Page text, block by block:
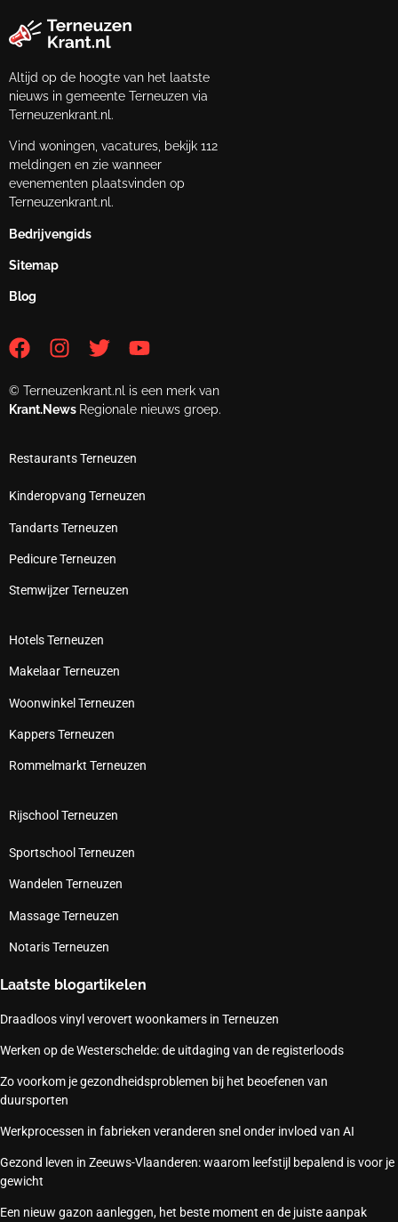
Altijd op de hoogte van het laatste
nieuws in gemeente Terneuzen via
Terneuzenkrant.nl.
Vind woningen, vacatures, bekijk 112
meldingen en zie wanneer
evenementen plaatsvinden op
Terneuzenkrant.nl.
Bedrijvengids
Sitemap
Blog
© Terneuzenkrant.nl is een merk van
Krant.News Regionale nieuws groep.
Restaurants Terneuzen
Kinderopvang Terneuzen
Tandarts Terneuzen
Pedicure Terneuzen
Stemwijzer Terneuzen
Hotels Terneuzen
Makelaar Terneuzen
Woonwinkel Terneuzen
Kappers Terneuzen
Rommelmarkt Terneuzen
Rijschool Terneuzen
Sportschool Terneuzen
Wandelen Terneuzen
Massage Terneuzen
Notaris Terneuzen
Laatste blogartikelen
Draadloos vinyl verovert woonkamers in Terneuzen
Werken op de Westerschelde: de uitdaging van de registerloods
Zo voorkom je gezondheidsproblemen bij het beoefenen van
duursporten
Werkprocessen in fabrieken veranderen snel onder invloed van AI
Gezond leven in Zeeuws-Vlaanderen: waarom leefstijl bepalend is voor je
gewicht
Een nieuw gazon aanleggen, het beste moment en de juiste aanpak